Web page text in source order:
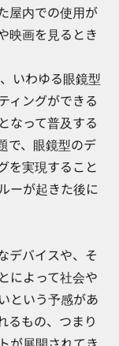
屋内での使用が
映画を見るとき
いわゆる眼鏡型
ィングができる
なって普及する
で、眼鏡型のデ
を実現すること
ーが起きた後に
デバイスや、そ
によって社会や
という予感があ
るもの、つまり
が展開されてき